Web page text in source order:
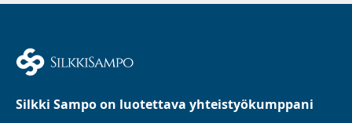
Silkki Sampo on luotettava yhteistyökumppani